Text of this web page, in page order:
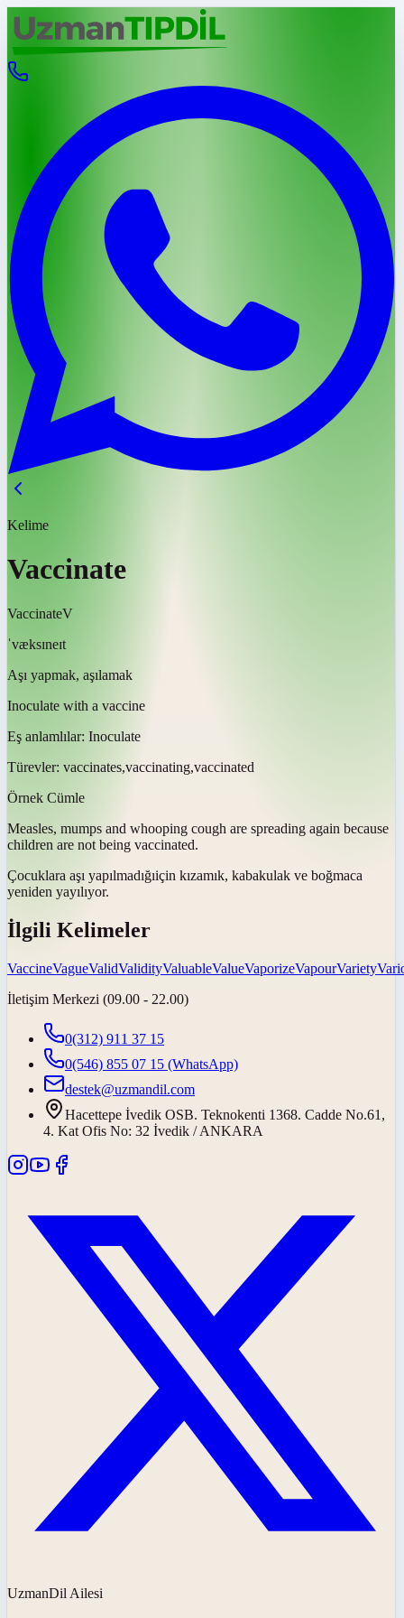
Kelime
Vaccinate
VaccinateV
ˈvæksɪneɪt
Aşı yapmak, aşılamak
Inoculate with a vaccine
Eş anlamlılar: Inoculate
Türevler: vaccinates,vaccinating,vaccinated
Örnek Cümle
Measles, mumps and whooping cough are spreading again because
children are not being vaccinated.
Çocuklara aşı yapılmadığıiçin kızamık, kabakulak ve boğmaca
yeniden yayılıyor.
İlgili Kelimeler
VaccineVagueValidValidityValuableValueVaporizeVapourVariety
İletişim Merkezi (09.00 - 22.00)
0(312) 911 37 15
0(546) 855 07 15 (WhatsApp)
destek@uzmandil.com
Hacettepe İvedik OSB. Teknokenti 1368. Cadde No.61,
4. Kat Ofis No: 32 İvedik / ANKARA
UzmanDil Ailesi